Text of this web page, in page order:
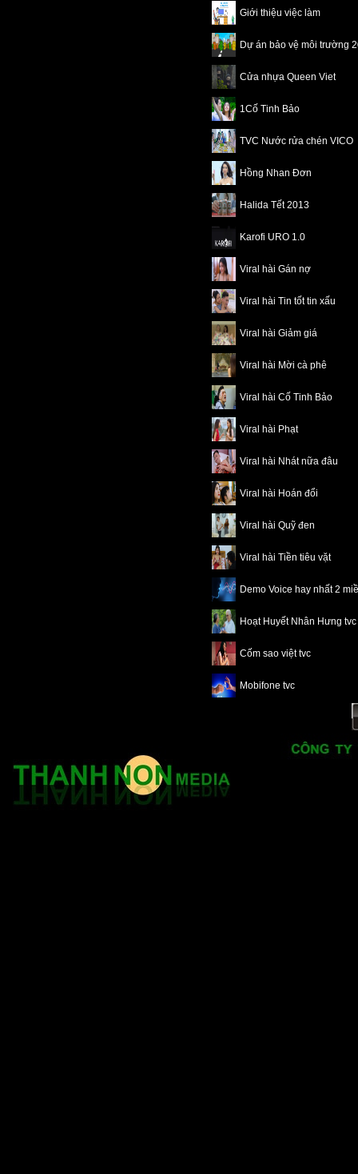
Giới thiệu việc làm
Dự án bảo vệ môi trường
Cửa nhựa Queen Viet
1Cố Tinh Bảo
TVC Nước rửa chén VICO
Hồng Nhan Đơn
Halida Tết 2013
Karofi URO 1.0
Viral hài Gán nợ
Viral hài Tin tốt tin xấu
Viral hài Giảm giá
Viral hài Mời cà phê
Viral hài Cố Tinh Bảo
Viral hài Phạt
Viral hài Nhát nữa đâu
Viral hài Hoán đổi
Viral hài Quỹ đen
Viral hài Tiền tiêu vặt
Demo Voice hay nhất 2
Hoạt Huyết Nhân Hưng tvc
Cốm sao việt tvc
Mobifone tvc